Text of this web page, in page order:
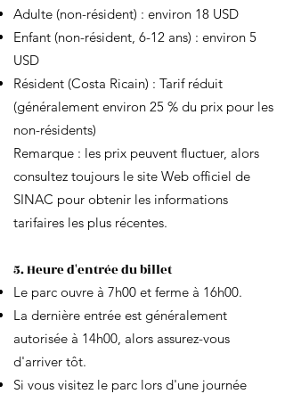
Adulte (non-résident) : environ 18 USD
Enfant (non-résident, 6-12 ans) : environ 5
USD
Résident (Costa Ricain) : Tarif réduit
(généralement environ 25 % du prix pour les
non-résidents)
Remarque : les prix peuvent fluctuer, alors
consultez toujours le site Web officiel de
SINAC pour obtenir les informations
tarifaires les plus récentes.
5. Heure d'entrée du billet
Le parc ouvre à 7h00 et ferme à 16h00.
La dernière entrée est généralement
autorisée à 14h00, alors assurez-vous
d'arriver tôt.
Si vous visitez le parc lors d'une journée